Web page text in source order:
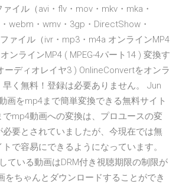
イル（avi・flv・mov・mkv・mka・
webm・wmv・3gp・DirectShow・
ァイル（ivr・mp3・m4a オンラインMP4
ンラインMP4 ( MPEG-4パート14 ) 変換す
ーディオレイヤ3 ) OnlineConvertをオンラ
く無料！登録は必要ありません。 Jun
画をmp4まで簡単変換できる無料サイト
mp4動画への変換は、プロユースの変
要とされていましたが、今現在では無
で容易にできるようになっています。
ている動画はDRM付き視聴期限の制限が
をちゃんとダウンロードすることができ